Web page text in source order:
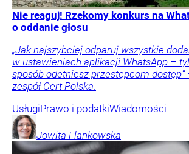
Nie reaguj! Rzekomy konkurs na
o oddanie głosu
„Jak najszybciej odparuj wszystkie
w ustawieniach aplikacji WhatsApp –
sposób odetniesz przestępcom dostęp”
zespół Cert Polska.
UsługiPrawo i podatkiWiadomości
Jowita Flankowska